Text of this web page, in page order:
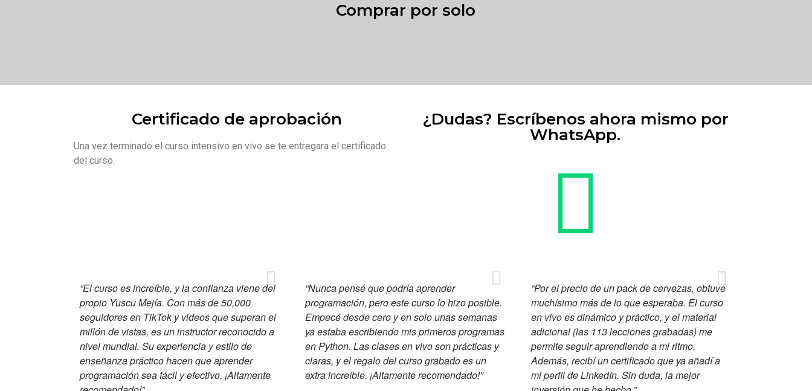
Comprar por solo
Certificado de aprobación
Una vez terminado el curso intensivo en vivo se te entregara el certificado
del curso.
¿Dudas? Escríbenos ahora mismo por
WhatsApp.
“El curso es increíble, y la confianza viene del
propio Yuscu Mejía. Con más de 50,000
seguidores en TikTok y videos que superan el
millón de vistas, es un instructor reconocido a
nivel mundial. Su experiencia y estilo de
enseñanza práctico hacen que aprender
programación sea fácil y efectivo. ¡Altamente
“Nunca pensé que podría aprender
programación, pero este curso lo hizo posible.
Empecé desde cero y en solo unas semanas
ya estaba escribiendo mis primeros programas
en Python. Las clases en vivo son prácticas y
claras, y el regalo del curso grabado es un
extra increíble. ¡Altamente recomendado!”
“Por el precio de un pack de cervezas, obtuve
muchísimo más de lo que esperaba. El curso
en vivo es dinámico y práctico, y el material
adicional (las 113 lecciones grabadas) me
permite seguir aprendiendo a mi ritmo.
Además, recibí un certificado que ya añadí a
mi perfil de LinkedIn. Sin duda, la mejor